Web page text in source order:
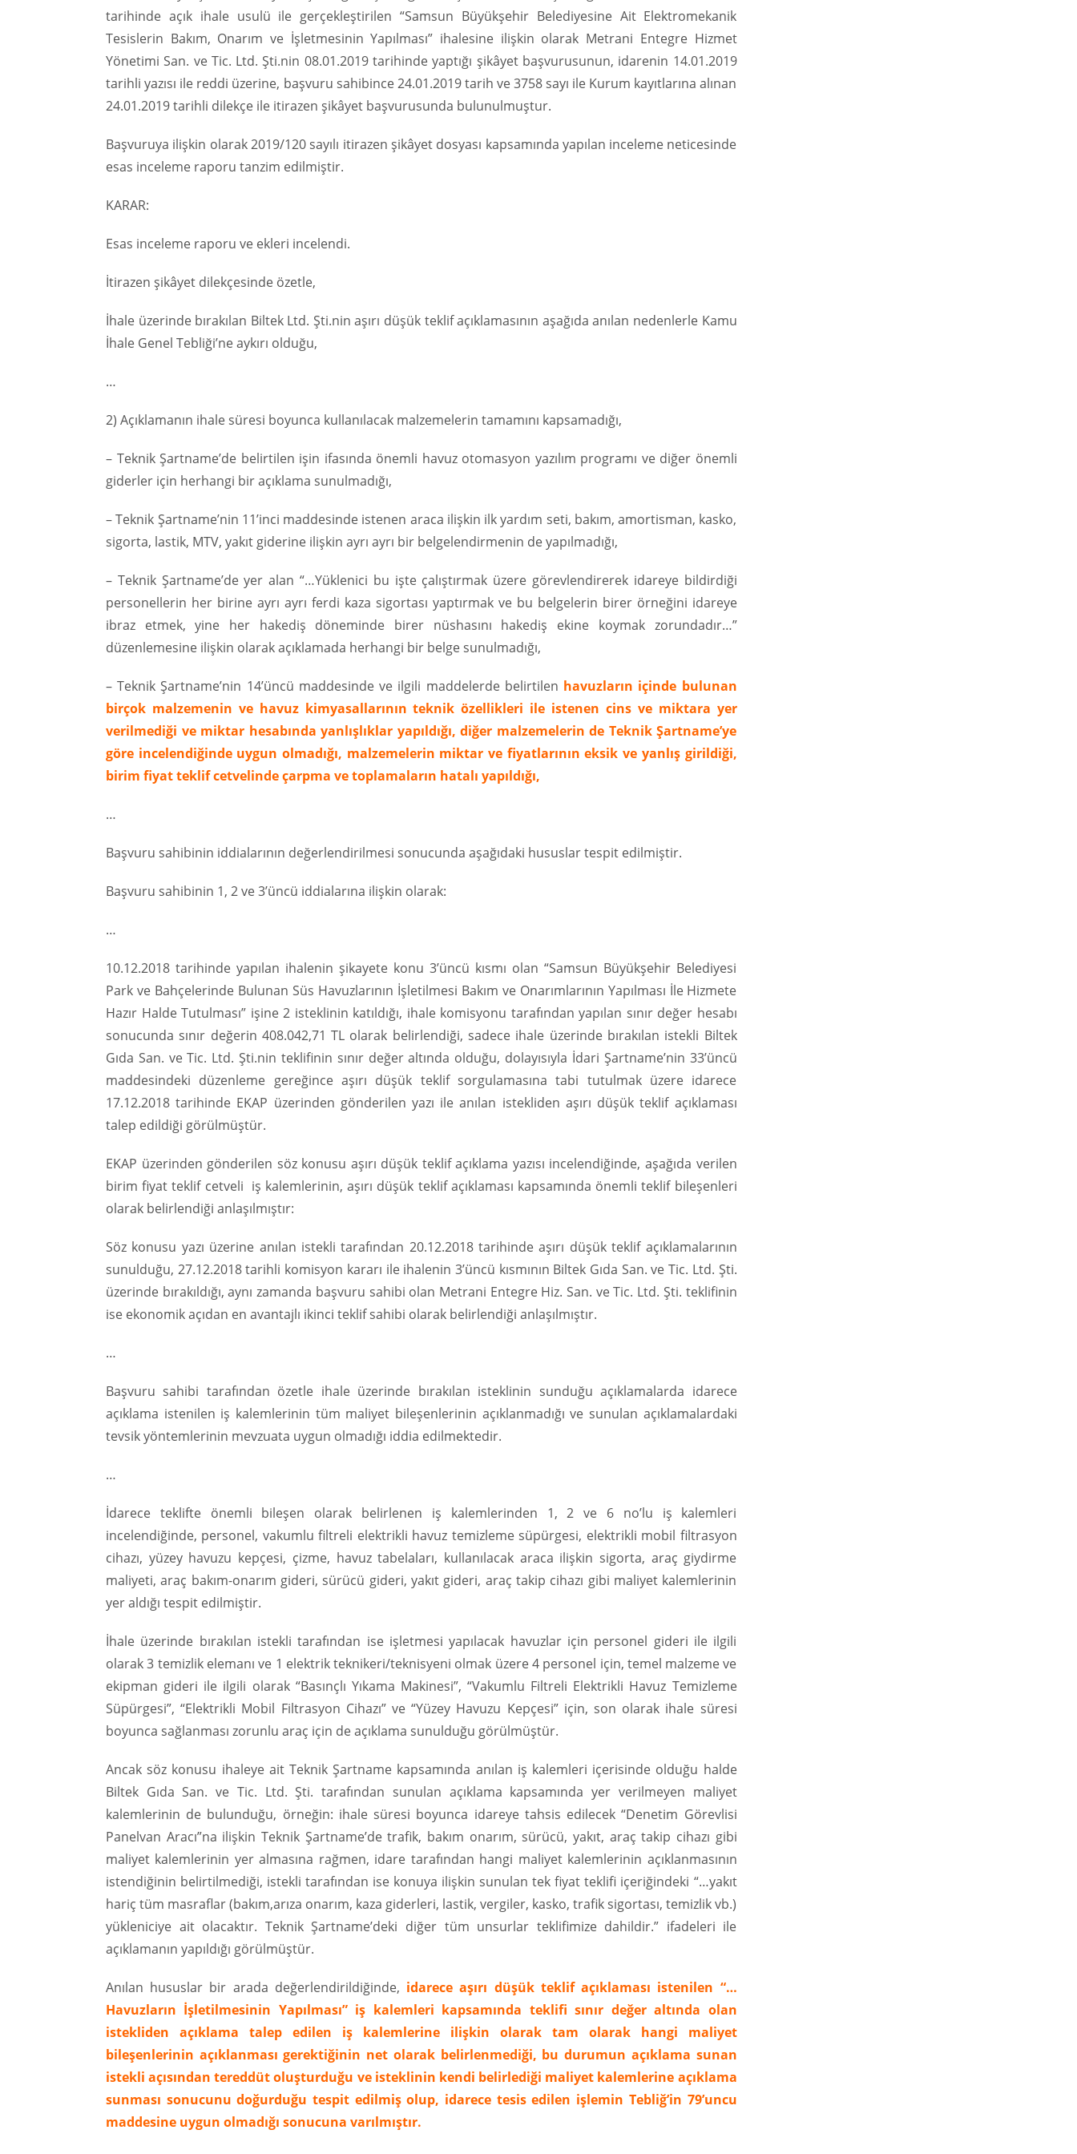
tarihinde açık ihale usulü ile gerçekleştirilen “Samsun Büyükşehir Belediyesine Ait Elektromekanik
Tesislerin Bakım, Onarım ve İşletmesinin Yapılması” ihalesine ilişkin olarak Metrani Entegre Hizmet
Yönetimi San. ve Tic. Ltd. Şti.nin 08.01.2019 tarihinde yaptığı şikâyet başvurusunun, idarenin 14.01.2019
tarihli yazısı ile reddi üzerine, başvuru sahibince 24.01.2019 tarih ve 3758 sayı ile Kurum kayıtlarına alınan
24.01.2019 tarihli dilekçe ile itirazen şikâyet başvurusunda bulunulmuştur.
Başvuruya ilişkin olarak 2019/120 sayılı itirazen şikâyet dosyası kapsamında yapılan inceleme neticesinde
esas inceleme raporu tanzim edilmiştir.
KARAR:
Esas inceleme raporu ve ekleri incelendi.
İtirazen şikâyet dilekçesinde özetle,
İhale üzerinde bırakılan Biltek Ltd. Şti.nin aşırı düşük teklif açıklamasının aşağıda anılan nedenlerle Kamu
İhale Genel Tebliği’ne aykırı olduğu,
…
2) Açıklamanın ihale süresi boyunca kullanılacak malzemelerin tamamını kapsamadığı,
– Teknik Şartname’de belirtilen işin ifasında önemli havuz otomasyon yazılım programı ve diğer önemli
giderler için herhangi bir açıklama sunulmadığı,
– Teknik Şartname’nin 11’inci maddesinde istenen araca ilişkin ilk yardım seti, bakım, amortisman, kasko,
sigorta, lastik, MTV, yakıt giderine ilişkin ayrı ayrı bir belgelendirmenin de yapılmadığı,
– Teknik Şartname’de yer alan “…Yüklenici bu işte çalıştırmak üzere görevlendirerek idareye bildirdiği
personellerin her birine ayrı ayrı ferdi kaza sigortası yaptırmak ve bu belgelerin birer örneğini idareye
ibraz etmek, yine her hakediş döneminde birer nüshasını hakediş ekine koymak zorundadır…”
düzenlemesine ilişkin olarak açıklamada herhangi bir belge sunulmadığı,
– Teknik Şartname’nin 14’üncü maddesinde ve ilgili maddelerde belirtilen havuzların içinde bulunan
birçok malzemenin ve havuz kimyasallarının teknik özellikleri ile istenen cins ve miktara yer
verilmediği ve miktar hesabında yanlışlıklar yapıldığı, diğer malzemelerin de Teknik Şartname’ye
göre incelendiğinde uygun olmadığı, malzemelerin miktar ve fiyatlarının eksik ve yanlış girildiği,
birim fiyat teklif cetvelinde çarpma ve toplamaların hatalı yapıldığı,
…
Başvuru sahibinin iddialarının değerlendirilmesi sonucunda aşağıdaki hususlar tespit edilmiştir.
Başvuru sahibinin 1, 2 ve 3’üncü iddialarına ilişkin olarak:
…
10.12.2018 tarihinde yapılan ihalenin şikayete konu 3’üncü kısmı olan “Samsun Büyükşehir Belediyesi
Park ve Bahçelerinde Bulunan Süs Havuzlarının İşletilmesi Bakım ve Onarımlarının Yapılması İle Hizmete
Hazır Halde Tutulması” işine 2 isteklinin katıldığı, ihale komisyonu tarafından yapılan sınır değer hesabı
sonucunda sınır değerin 408.042,71 TL olarak belirlendiği, sadece ihale üzerinde bırakılan istekli Biltek
Gıda San. ve Tic. Ltd. Şti.nin teklifinin sınır değer altında olduğu, dolayısıyla İdari Şartname’nin 33’üncü
maddesindeki düzenleme gereğince aşırı düşük teklif sorgulamasına tabi tutulmak üzere idarece
17.12.2018 tarihinde EKAP üzerinden gönderilen yazı ile anılan istekliden aşırı düşük teklif açıklaması
talep edildiği görülmüştür.
EKAP üzerinden gönderilen söz konusu aşırı düşük teklif açıklama yazısı incelendiğinde, aşağıda verilen
birim fiyat teklif cetveli iş kalemlerinin, aşırı düşük teklif açıklaması kapsamında önemli teklif bileşenleri
olarak belirlendiği anlaşılmıştır:
Söz konusu yazı üzerine anılan istekli tarafından 20.12.2018 tarihinde aşırı düşük teklif açıklamalarının
sunulduğu, 27.12.2018 tarihli komisyon kararı ile ihalenin 3’üncü kısmının Biltek Gıda San. ve Tic. Ltd. Şti.
üzerinde bırakıldığı, aynı zamanda başvuru sahibi olan Metrani Entegre Hiz. San. ve Tic. Ltd. Şti. teklifinin
ise ekonomik açıdan en avantajlı ikinci teklif sahibi olarak belirlendiği anlaşılmıştır.
…
Başvuru sahibi tarafından özetle ihale üzerinde bırakılan isteklinin sunduğu açıklamalarda idarece
açıklama istenilen iş kalemlerinin tüm maliyet bileşenlerinin açıklanmadığı ve sunulan açıklamalardaki
tevsik yöntemlerinin mevzuata uygun olmadığı iddia edilmektedir.
…
İdarece teklifte önemli bileşen olarak belirlenen iş kalemlerinden 1, 2 ve 6 no’lu iş kalemleri
incelendiğinde, personel, vakumlu filtreli elektrikli havuz temizleme süpürgesi, elektrikli mobil filtrasyon
cihazı, yüzey havuzu kepçesi, çizme, havuz tabelaları, kullanılacak araca ilişkin sigorta, araç giydirme
maliyeti, araç bakım-onarım gideri, sürücü gideri, yakıt gideri, araç takip cihazı gibi maliyet kalemlerinin
yer aldığı tespit edilmiştir.
İhale üzerinde bırakılan istekli tarafından ise işletmesi yapılacak havuzlar için personel gideri ile ilgili
olarak 3 temizlik elemanı ve 1 elektrik teknikeri/teknisyeni olmak üzere 4 personel için, temel malzeme ve
ekipman gideri ile ilgili olarak “Basınçlı Yıkama Makinesi”, “Vakumlu Filtreli Elektrikli Havuz Temizleme
Süpürgesi”, “Elektrikli Mobil Filtrasyon Cihazı” ve “Yüzey Havuzu Kepçesi” için, son olarak ihale süresi
boyunca sağlanması zorunlu araç için de açıklama sunulduğu görülmüştür.
Ancak söz konusu ihaleye ait Teknik Şartname kapsamında anılan iş kalemleri içerisinde olduğu halde
Biltek Gıda San. ve Tic. Ltd. Şti. tarafından sunulan açıklama kapsamında yer verilmeyen maliyet
kalemlerinin de bulunduğu, örneğin: ihale süresi boyunca idareye tahsis edilecek “Denetim Görevlisi
Panelvan Aracı”na ilişkin Teknik Şartname’de trafik, bakım onarım, sürücü, yakıt, araç takip cihazı gibi
maliyet kalemlerinin yer almasına rağmen, idare tarafından hangi maliyet kalemlerinin açıklanmasının
istendiğinin belirtilmediği, istekli tarafından ise konuya ilişkin sunulan tek fiyat teklifi içeriğindeki “…yakıt
hariç tüm masraflar (bakım,arıza onarım, kaza giderleri, lastik, vergiler, kasko, trafik sigortası, temizlik vb.)
yükleniciye ait olacaktır. Teknik Şartname’deki diğer tüm unsurlar teklifimize dahildir.” ifadeleri ile
açıklamanın yapıldığı görülmüştür.
Anılan hususlar bir arada değerlendirildiğinde, idarece aşırı düşük teklif açıklaması istenilen “…
Havuzların İşletilmesinin Yapılması” iş kalemleri kapsamında teklifi sınır değer altında olan
istekliden açıklama talep edilen iş kalemlerine ilişkin olarak tam olarak hangi maliyet
bileşenlerinin açıklanması gerektiğinin net olarak belirlenmediği, bu durumun açıklama sunan
istekli açısından tereddüt oluşturduğu ve isteklinin kendi belirlediği maliyet kalemlerine açıklama
sunması sonucunu doğurduğu tespit edilmiş olup, idarece tesis edilen işlemin Tebliğ’in 79’uncu
maddesine uygun olmadığı sonucuna varılmıştır.